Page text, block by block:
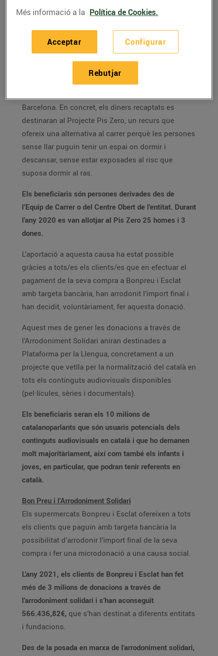
Esclat van realitzar
371.462 donacions que han fet
través de l’arrodoniment solidari de Worldcoo.
L’import aconseguit es destinarà a Arrels Fundació,
una fundació que ofereix orientació, serveis
Barcelona. En concret, els diners recaptats es
destinaran al Projecte Pis Zero, un recurs que
ofereix una alternativa al carrer perquè les persones
sense llar puguin tenir un espai on dormir i
descansar, sense estar exposades al risc que
suposa dormir al ras.
Els beneficiaris són persones derivades des de
l’Equip de Carrer o del Centre Obert de l’entitat. Durant
l’any 2020 es van allotjar al Pis Zero 25 homes i 3
dones.
L’aportació a aquesta causa ha estat possible
gràcies a tots/es els clients/es que en efectuar el
pagament de la seva compra a Bonpreu i Esclat
amb targeta bancària, han arrodonit l’import final i
han decidit, voluntàriament, fer aquesta donació.
Aquest mes de gener les donacions a través de
l’Arrodoniment Solidari aniran destinades a
Plataforma per la Llengua, concretament a un
projecte que vetlla per la normalització del català en
tots els continguts audiovisuals disponibles
(pel·lícules, sèries i documentals).
Els beneficiaris seran els 10 milions de
catalanoparlants que són usuaris potencials dels
continguts audiovisuals en català i que ho demanen
molt majoritàriament, així com també els infants i
joves, en particular, que podran tenir referents en
català.
Bon Preu i l’Arrodoniment Solidari
Els supermercats Bonpreu i Esclat ofereixen a tots
els clients que paguin amb targeta bancària la
possibilitat d’arrodonir l’import final de la seva
compra i fer una microdonació a una causa social.
L’any 2021, els clients de Bonpreu i Esclat han fet
més de 3 milions de donacions a través de
l’arrodoniment solidari i s’han aconseguit
566.436,82€, que s’han destinat a diferents entitats
i fundacions.
Des de la posada en marxa de l’arrodoniment solidari,
Més informació a la Política de Cookies.
Configurar
Rebutjar
Acceptar